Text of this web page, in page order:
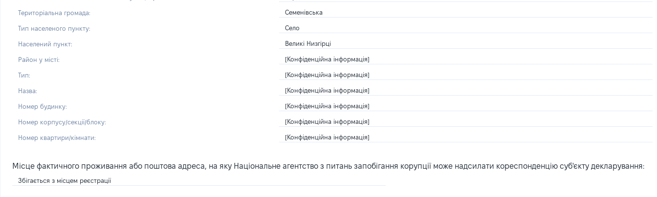
Територіальна громада: Семенівська
Тип населеного пункту: Село
Населений пункт: Великі Низгірці
Район у місті: [Конфіденційна інформація]
Тип: [Конфіденційна інформація]
Назва: [Конфіденційна інформація]
Номер будинку: [Конфіденційна інформація]
Номер корпусу/секції/блоку: [Конфіденційна інформація]
Номер квартири/кімнати: [Конфіденційна інформація]
Місце фактичного проживання або поштова адреса, на яку Національне агентство з питань запобігання корупції може надсилати кореспонденцію суб'єкту декларування:
Збігається з місцем реєстрації